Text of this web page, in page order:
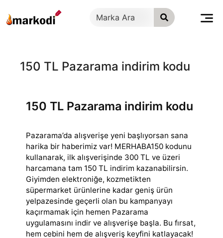
geç
150 TL Pazarama indirim kodu
150 TL Pazarama indirim kodu
Pazarama’da alışverişe yeni başlıyorsan sana
harika bir haberimiz var! MERHABA150 kodunu
kullanarak, ilk alışverişinde 300 TL ve üzeri
harcamana tam 150 TL indirim kazanabilirsin.
Giyimden elektroniğe, kozmetikten
süpermarket ürünlerine kadar geniş ürün
yelpazesinde geçerli olan bu kampanyayı
kaçırmamak için hemen Pazarama
uygulamasını indir ve alışverişe başla. Bu fırsat,
hem cebini hem de alışveriş keyfini katlayacak!